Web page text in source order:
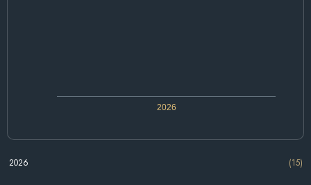
2026
2026 (15)